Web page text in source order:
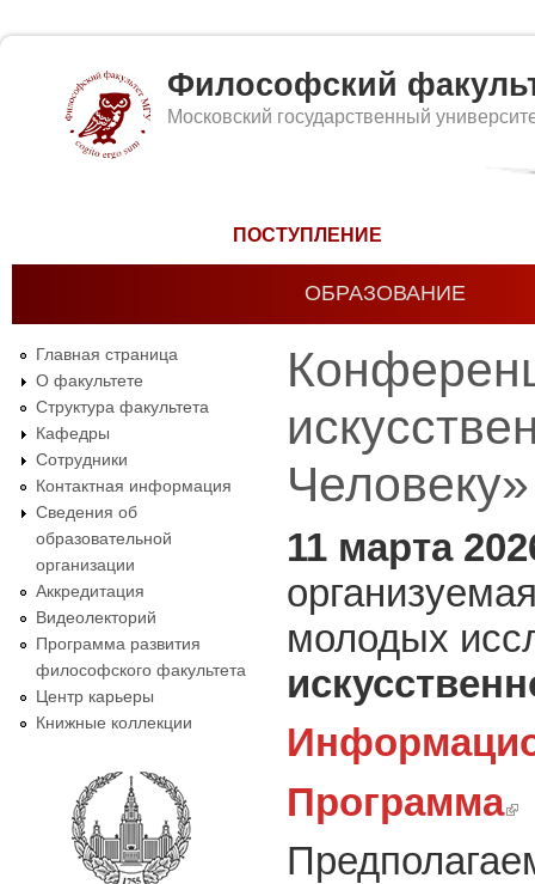
Философский
Московский государственный
ПОСТУПЛЕНИЕ
ОБРАЗОВАНИЕ
Главная страница
О факультете
Структура факультета
Кафедры
Сотрудники
Контактная информация
Сведения об
образовательной
организации
Аккредитация
Видеолекторий
Программа развития
философского факультета
Центр карьеры
Книжные коллекции
Человеку»
11 марта
молодых
Программа